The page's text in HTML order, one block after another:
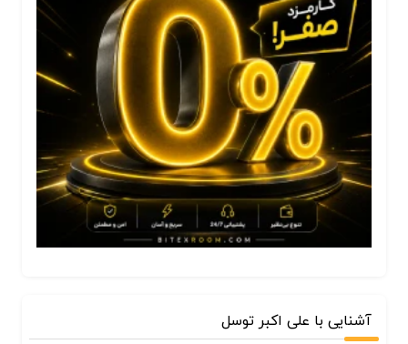
آشنایی با علی اکبر توسل